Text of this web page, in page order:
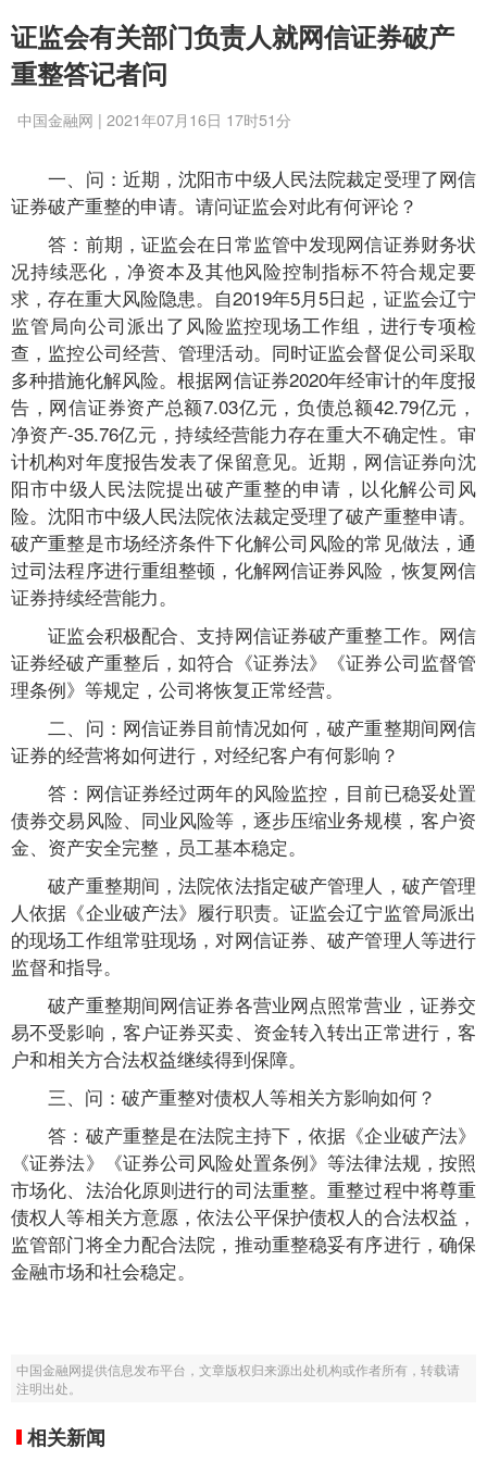
证监会有关部门负责人就网信证券破产
重整答记者问
中国金融网 | 2021年07月16日 17时51分
一、问：近期，沈阳市中级人民法院裁定受理了网信
证券破产重整的申请。请问证监会对此有何评论？
答：前期，证监会在日常监管中发现网信证券财务状
况持续恶化，净资本及其他风险控制指标不符合规定要
求，存在重大风险隐患。自2019年5月5日起，证监会辽宁
监管局向公司派出了风险监控现场工作组，进行专项检
查，监控公司经营、管理活动。同时证监会督促公司采取
多种措施化解风险。根据网信证券2020年经审计的年度报
告，网信证券资产总额7.03亿元，负债总额42.79亿元，
净资产-35.76亿元，持续经营能力存在重大不确定性。审
计机构对年度报告发表了保留意见。近期，网信证券向沈
阳市中级人民法院提出破产重整的申请，以化解公司风
险。沈阳市中级人民法院依法裁定受理了破产重整申请。
破产重整是市场经济条件下化解公司风险的常见做法，通
过司法程序进行重组整顿，化解网信证券风险，恢复网信
证券持续经营能力。
证监会积极配合、支持网信证券破产重整工作。网信
证券经破产重整后，如符合《证券法》《证券公司监督管
理条例》等规定，公司将恢复正常经营。
二、问：网信证券目前情况如何，破产重整期间网信
证券的经营将如何进行，对经纪客户有何影响？
答：网信证券经过两年的风险监控，目前已稳妥处置
债券交易风险、同业风险等，逐步压缩业务规模，客户资
金、资产安全完整，员工基本稳定。
破产重整期间，法院依法指定破产管理人，破产管理
人依据《企业破产法》履行职责。证监会辽宁监管局派出
的现场工作组常驻现场，对网信证券、破产管理人等进行
监督和指导。
破产重整期间网信证券各营业网点照常营业，证券交
易不受影响，客户证券买卖、资金转入转出正常进行，客
户和相关方合法权益继续得到保障。
三、问：破产重整对债权人等相关方影响如何？
答：破产重整是在法院主持下，依据《企业破产法》
《证券法》《证券公司风险处置条例》等法律法规，按照
市场化、法治化原则进行的司法重整。重整过程中将尊重
债权人等相关方意愿，依法公平保护债权人的合法权益，
监管部门将全力配合法院，推动重整稳妥有序进行，确保
金融市场和社会稳定。
中国金融网提供信息发布平台，文章版权归来源出处机构或作者所有，转载请
注明出处。
相关新闻